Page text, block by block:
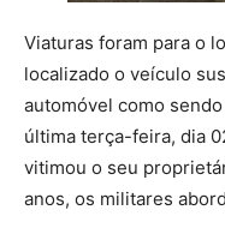
Viaturas foram para o
localizado o veículo
automóvel como
última terça-feira, dia
vitimou o seu
anos, os militares